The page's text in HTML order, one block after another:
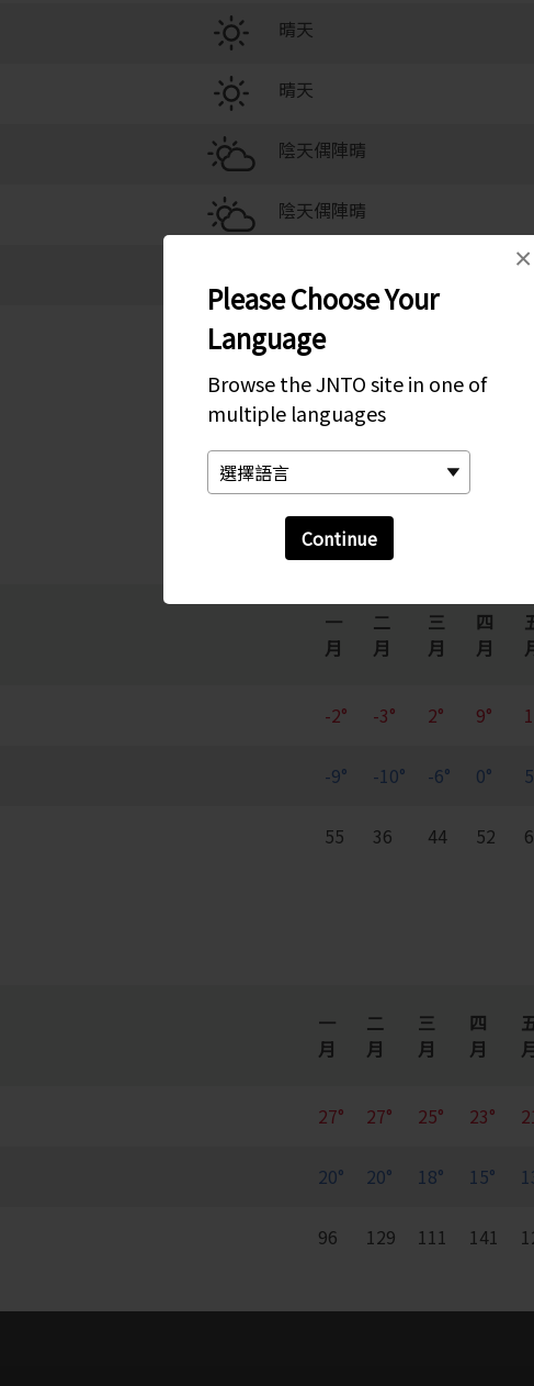
Please Choose Your
Language
Browse the JNTO site in one of
multiple languages
Continue
×
晴天
晴天
陰天偶陣晴
陰天偶陣晴
每月變化趨勢
一
月
二
月
三
月
四
月
-2° -3° 2° 9°
-9° -10° -6° 0°
55 36 44 52
一
月
二
月
三
月
四
月
27° 27° 25° 23°
20° 20° 18° 15°
96 129 111 141